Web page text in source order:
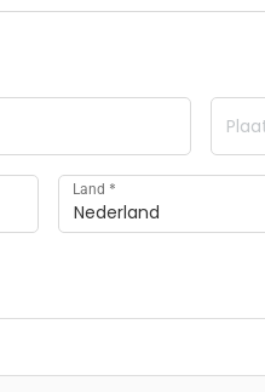
Land *
Nederland